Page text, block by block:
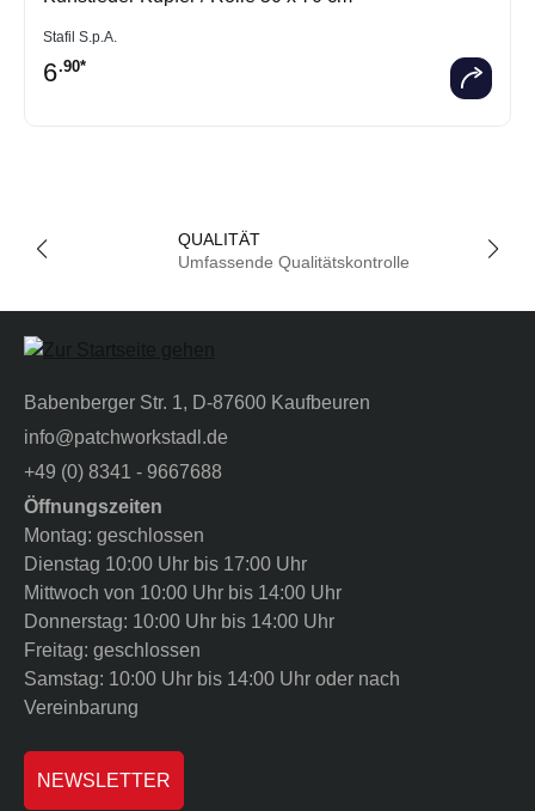
Stafil S.p.A.
6.90*
QUALITÄT
Umfassende Qualitätskontrolle
Babenberger Str. 1, D-87600 Kaufbeuren
info@patchworkstadl.de
+49 (0) 8341 - 9667688
Öffnungszeiten
Montag: geschlossen
Dienstag 10:00 Uhr bis 17:00 Uhr
Mittwoch von 10:00 Uhr bis 14:00 Uhr
Donnerstag: 10:00 Uhr bis 14:00 Uhr
Freitag: geschlossen
Samstag: 10:00 Uhr bis 14:00 Uhr oder nach
Vereinbarung
NEWSLETTER